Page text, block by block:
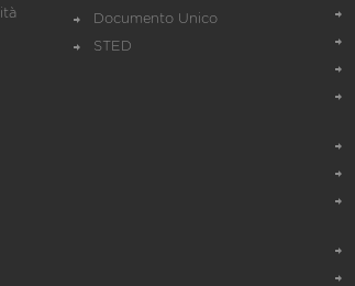
Documento Unico
STED